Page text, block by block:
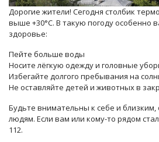
Дорогие жители! Сегодня столбик
выше +30°C. В такую погоду особенно
здоровье:
Пейте больше воды
Носите лёгкую одежду и головные
Избегайте долгого пребывания на
Не оставляйте детей и животных в
Будьте внимательны к себе и
людям. Если вам или кому-то рядом
112.